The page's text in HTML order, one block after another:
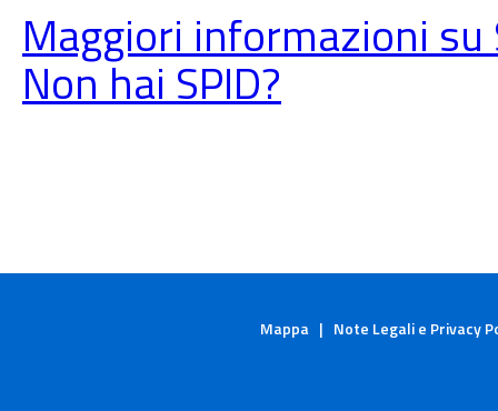
Maggiori informazioni su
Non hai SPID?
Mappa | Note Legali e Privacy